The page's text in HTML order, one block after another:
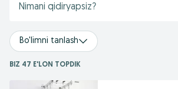
Bo'limni tanlash
BIZ 47 E'LON TOPDIK